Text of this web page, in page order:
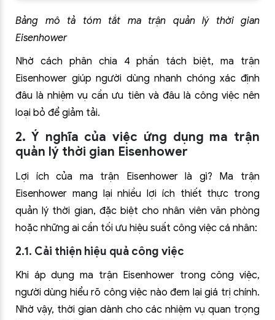
Bảng mô tả tóm tắt ma trận quản lý thời gian
Eisenhower
Nhờ cách phân chia 4 phần tách biệt, ma trận
Eisenhower giúp người dùng nhanh chóng xác định
đâu là nhiệm vụ cần ưu tiên và đâu là công việc nên
loại bỏ để giảm tải.
2. Ý nghĩa của việc ứng dụng ma trận
quản lý thời gian Eisenhower
Lợi ích của ma trận Eisenhower là gì? Ma trận
Eisenhower mang lại nhiều lợi ích thiết thực trong
quản lý thời gian, đặc biệt cho nhân viên văn phòng
hoặc những ai cần tối ưu hiệu suất công việc cá nhân:
2.1. Cải thiện hiệu quả công việc
Khi áp dụng ma trận Eisenhower trong công việc,
người dùng hiểu rõ công việc nào đem lại giá trị chính.
Nhờ vậy, thời gian dành cho các nhiệm vụ quan trọng